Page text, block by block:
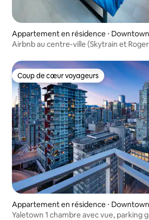
Appartement en résidence ⋅
couver
Airbnb au centre-ville (Skytrain et
Coup de cœur voyageurs
Coup de cœur voyageurs
Appartement en résidence ⋅
couver
Yaletown 1 chambre avec vue, parking